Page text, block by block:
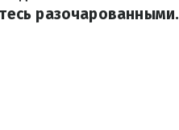
разочарованными.